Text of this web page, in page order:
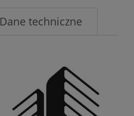
Dane techniczne